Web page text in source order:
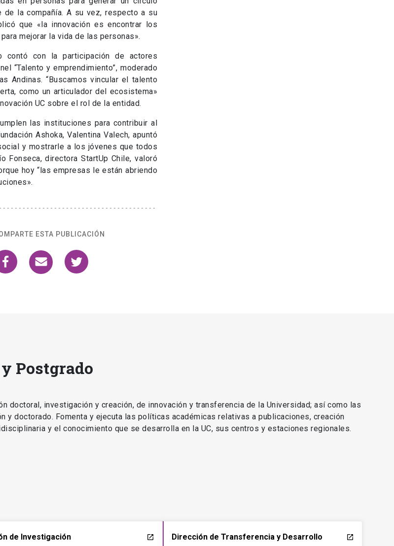
como un articulador del ecosistema»
UC sobre el rol de la entidad.
las instituciones para contribuir al
y mostrarle a los jóvenes que todos
Fonseca, directora StartUp Chile, valoró
hoy “las empresas le están abriendo
ESTA PUBLICACIÓN
y el conocimiento que se desarrolla en la UC, sus centros y estaciones regionales.